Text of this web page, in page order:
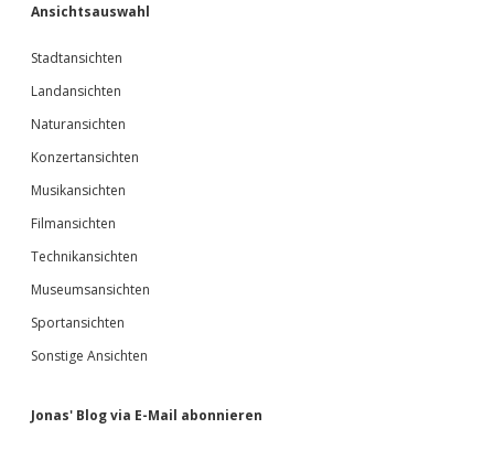
Ansichtsauswahl
Stadtansichten
Landansichten
Naturansichten
Konzertansichten
Musikansichten
Filmansichten
Technikansichten
Museumsansichten
Sportansichten
Sonstige Ansichten
Jonas' Blog via E-Mail abonnieren